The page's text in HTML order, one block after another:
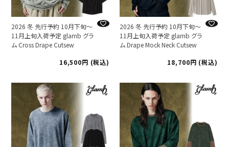
2026 冬 先行予約 10月下旬～
11月上旬入荷予定 glamb グラ
ム Cross Drape Cutsew
16,500
税込
2026 冬 先行予約 10月下旬～
11月上旬入荷予定 glamb グラ
ム Drape Mock Neck Cutsew
18,700
税込